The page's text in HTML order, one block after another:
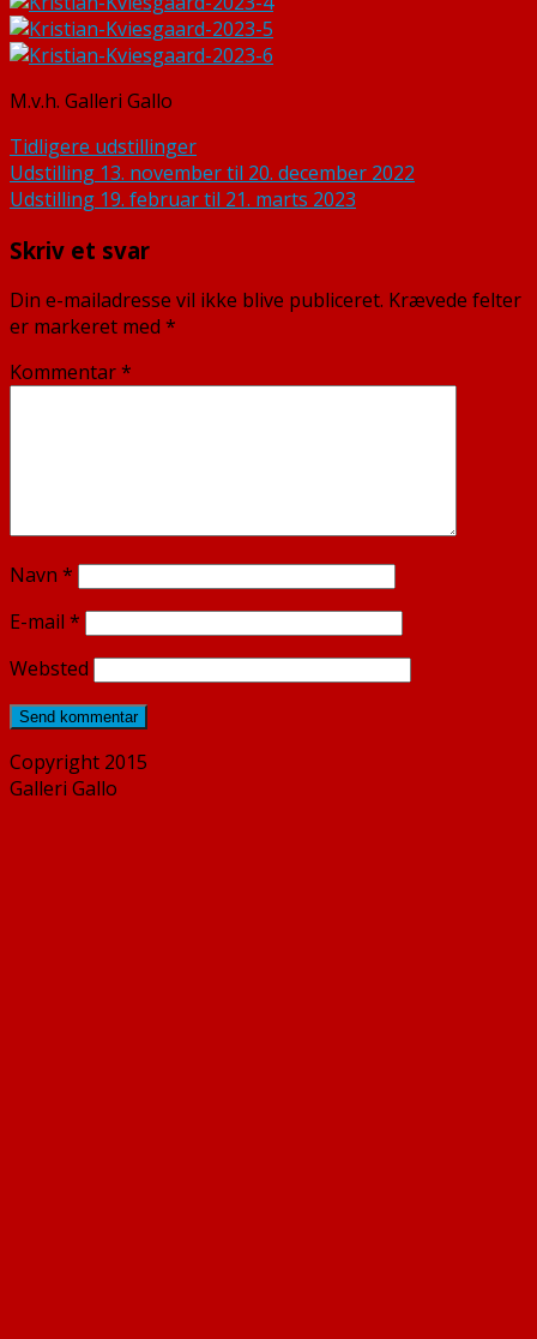
M.v.h. Galleri Gallo
Tidligere udstillinger
Indlægsnavigation
Udstilling 13. november til 20. december 2022
Udstilling 19. februar til 21. marts 2023
Skriv et svar
Din e-mailadresse vil ikke blive publiceret. Krævede felter
er markeret med *
Kommentar*
Navn *
E-mail *
Websted
Copyright 2015
Galleri Gallo